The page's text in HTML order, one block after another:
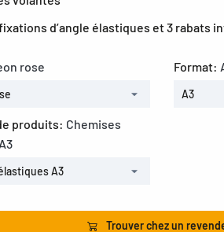
d’angle élastiques et 3 rabats
rose Format:
A3
produits: Chemises
A3
Trouver chez un